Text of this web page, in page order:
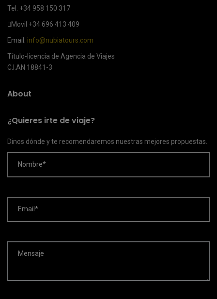
Tel. +34 958 150 317
Movil +34 696 413 409
Email: info@nubiatours.com
Título-licencia de Agencia de Viajes
C.I.AN 18841-3
About
¿Quieres irte de viaje?
Dinos dónde y te recomendaremos nuestras mejores propuestas.
Nombre*
Email*
Mensaje